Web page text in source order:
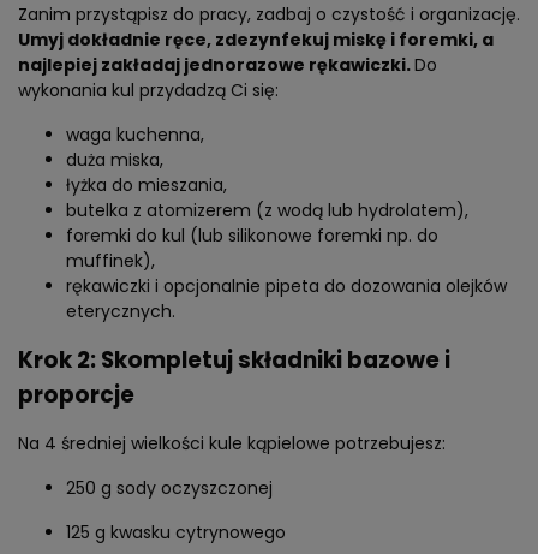
Zanim przystąpisz do pracy, zadbaj o czystość i organizację.
Umyj dokładnie ręce, zdezynfekuj miskę i foremki, a
najlepiej zakładaj jednorazowe rękawiczki.Do
wykonania kul przydadzą Ci się:
waga kuchenna,
duża miska,
łyżka do mieszania,
butelka z atomizerem (z wodą lub hydrolatem),
foremki do kul (lub silikonowe foremki np. do
muffinek),
rękawiczki i opcjonalnie pipeta do dozowania olejków
eterycznych.
Krok 2: Skompletuj składniki bazowe i
proporcje
Na 4 średniej wielkości kule kąpielowe potrzebujesz:
250 g sody oczyszczonej
125 g kwasku cytrynowego